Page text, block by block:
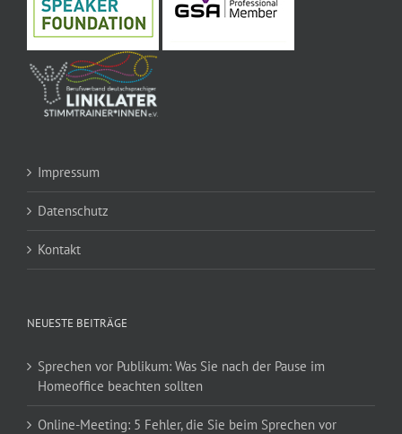
Impressum
Datenschutz
Kontakt
NEUESTE BEITRÄGE
Sprechen vor Publikum: Was Sie nach der Pause im
Homeoffice beachten sollten
Online-Meeting: 5 Fehler, die Sie beim Sprechen vor